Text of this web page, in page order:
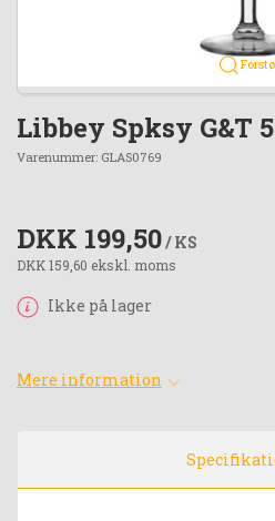
Libbey Spksy G&T
Varenummer: GLAS0769
DKK 199,50/ KS
DKK 159,60 ekskl. moms
Ikke på lager
Mere information